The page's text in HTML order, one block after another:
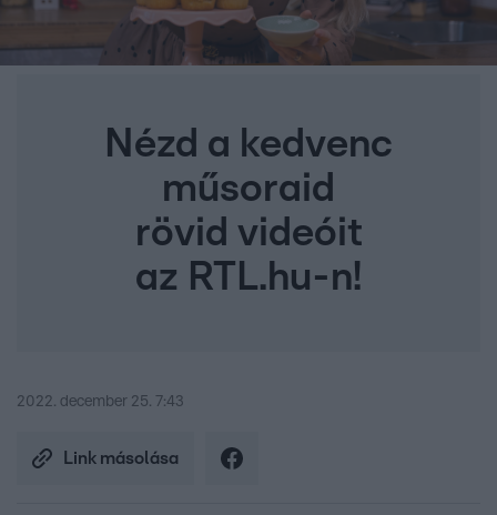
Nézd a kedvenc
műsoraid
rövid videóit
az RTL.hu-n!
2022. december 25. 7:43
Link másolása